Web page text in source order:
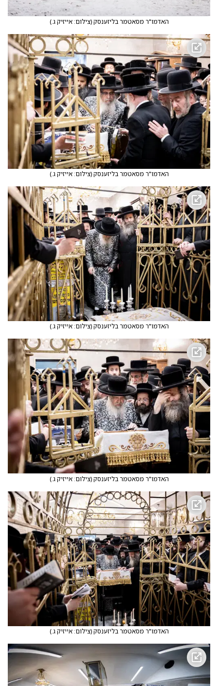
האדמו"ר מסאטמר בליזענסק(צילום: אייזיק ג.)
האדמו"ר מסאטמר בליזענסק(צילום: אייזיק ג.)
האדמו"ר מסאטמר בליזענסק(צילום: אייזיק ג.)
האדמו"ר מסאטמר בליזענסק(צילום: אייזיק ג.)
האדמו"ר מסאטמר בליזענסק(צילום: אייזיק ג.)